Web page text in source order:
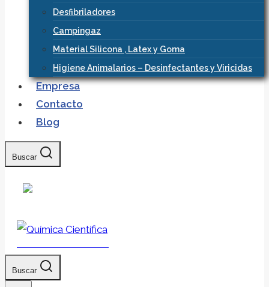
Desfibriladores
Campingaz
Material Silicona , Latex y Goma
Higiene Animalarios – Desinfectantes y Viricidas
Empresa
Contacto
Blog
Buscar
Buscar